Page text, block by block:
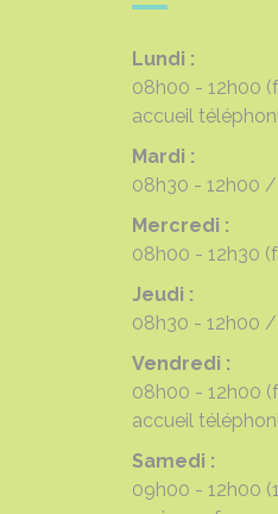
Lundi :
08h00 - 12h00
accueil
Mardi :
08h30 - 12h00
Mercredi :
08h00 - 12h30
Jeudi :
08h30 - 12h00
Vendredi :
08h00 - 12h00
accueil
Samedi :
09h00 - 12h00